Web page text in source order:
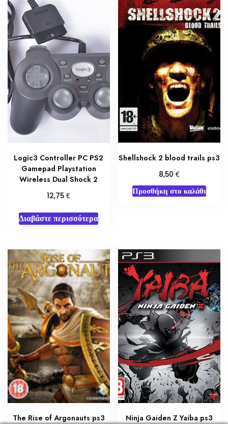
Logic3 Controller PC PS2
Gamepad Playstation
Wireless Dual Shock 2
12,75€
Διαβάστε περισσότερα
Shellshock 2 blood trails ps3
8,50€
Προσθήκη στο καλάθι
The Rise of Argonauts ps3 Ninja Gaiden Z Yaiba ps3